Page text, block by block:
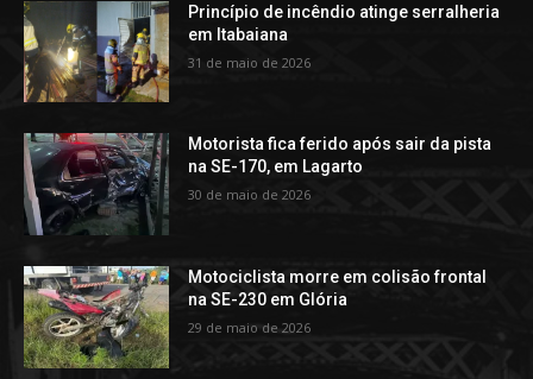
Princípio de incêndio atinge serralheria
em Itabaiana
31 de maio de 2026
Motorista fica ferido após sair da pista
na SE-170, em Lagarto
30 de maio de 2026
Motociclista morre em colisão frontal
na SE-230 em Glória
29 de maio de 2026